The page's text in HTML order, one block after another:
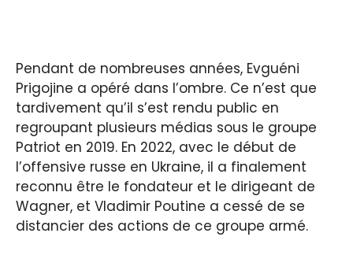
Pendant de nombreuses années, Evguéni
Prigojine a opéré dans l’ombre. Ce n’est que
tardivement qu’il s’est rendu public en
regroupant plusieurs médias sous le groupe
Patriot en 2019. En 2022, avec le début de
l’offensive russe en Ukraine, il a finalement
reconnu être le fondateur et le dirigeant de
Wagner, et Vladimir Poutine a cessé de se
distancier des actions de ce groupe armé.